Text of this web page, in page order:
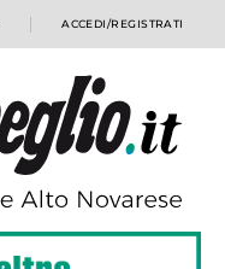
ACCEDI/REGISTRATI